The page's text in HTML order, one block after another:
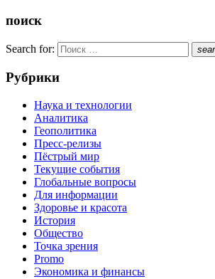
поиск
Search for:
Рубрики
Наука и технологии
Аналитика
Геополитика
Пресс-релизы
Пёстрый мир
Текущие события
Глобальные вопросы
Для информации
Здоровье и красота
История
Общество
Точка зрения
Promo
Экономика и финансы